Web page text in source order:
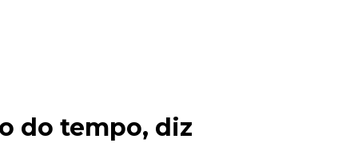
do tempo, diz